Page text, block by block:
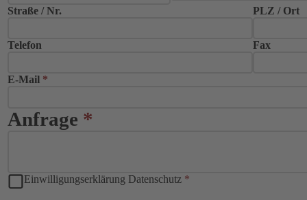
Straße / Nr. PLZ / Ort
Telefon Fax
E-Mail *
Anfrage *
Einwilligungserklärung Datenschutz *